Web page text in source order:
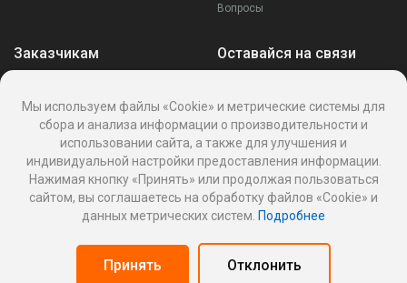
Вопросы
Заказчикам
Ваши запросы
Написать поставщику
Написать в поддержку
Реквизиты
Оставайся на связи
Политика обработки персональных данных
Оферта пользования информационной платформой
Мы используем файлы «Cookie» и метрические системы для
сбора и анализа информации о производительности и
использовании сайта, а также для улучшения и
индивидуальной настройки предоставления информации.
Нажимая кнопку «Принять» или продолжая пользоваться
сайтом, вы соглашаетесь на обработку файлов «Cookie» и
данных метрических систем. Подробнее
Принять Отклонить